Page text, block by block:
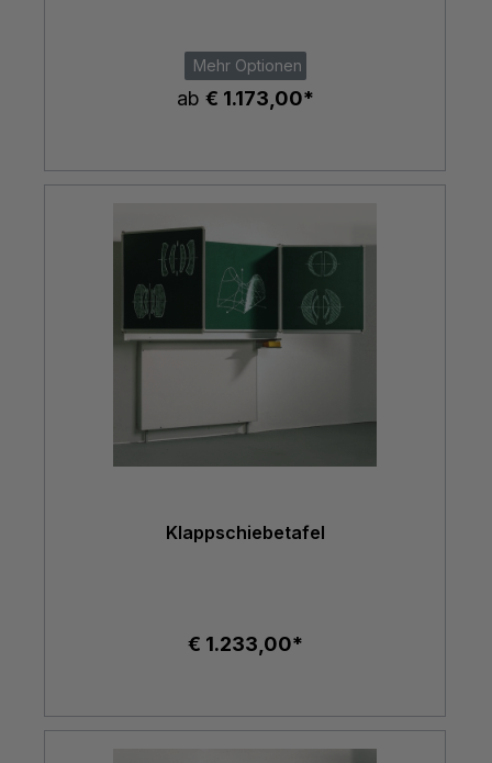
Mehr Optionen
ab € 1.173,00*
Klappschiebetafel
€ 1.233,00*